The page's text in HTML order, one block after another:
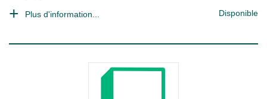
Plus d'information... Disponible